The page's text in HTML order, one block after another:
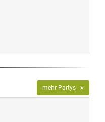
mehr Partys